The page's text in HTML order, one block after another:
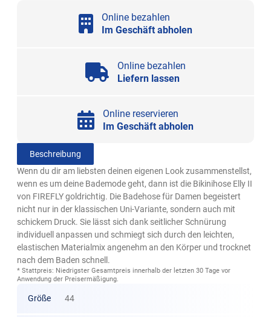
Online bezahlen
Im Geschäft abholen
Online bezahlen
Liefern lassen
Online reservieren
Im Geschäft abholen
Beschreibung
Wenn du dir am liebsten deinen eigenen Look zusammenstellst,
wenn es um deine Bademode geht, dann ist die Bikinihose Elly II
von FIREFLY goldrichtig. Die Badehose für Damen begeistert
nicht nur in der klassischen Uni-Variante, sondern auch mit
schickem Druck. Sie lässt sich dank seitlicher Schnürung
individuell anpassen und schmiegt sich durch den leichten,
elastischen Materialmix angenehm an den Körper und trocknet
nach dem Baden schnell.
* Stattpreis: Niedrigster Gesamtpreis innerhalb der letzten 30 Tage vor
Anwendung der Preisermäßigung.
Größe 44